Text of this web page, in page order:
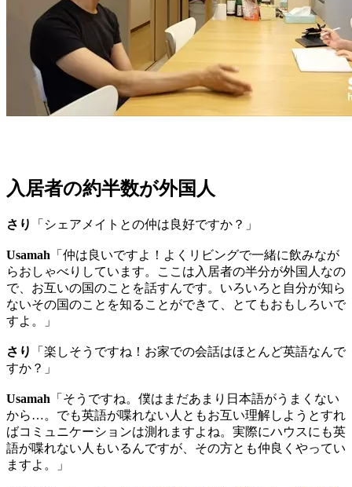
入居者の約半数が外国人
さり 「シェアメイトとの仲は良好ですか？」
Usamah 「仲は良いですよ！よくリビングで一緒に飲みなが
らおしゃべりしています。ここは入居者の半分が外国人なの
で、お互いの国のことを話すんです。いろいろと自分が知ら
ないその国のことを知ることができて、とてもおもしろいで
すよ。」
さり
「楽しそうですね！お家での会話はほとんど英語なんで
すか？」
Usamah 「そうですね。僕はまだあまり日本語がうまくない
から…。でも英語が喋れない人ともお互い理解しようとすれ
ばコミュニケーションは測れますよね。実際にハウスにも英
語が喋れない人もいるんですが、その方とも仲良くやってい
ますよ。」